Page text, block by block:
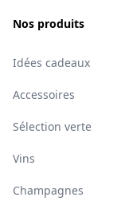
Nos produits
Idées cadeaux
Accessoires
Sélection verte
Vins
Champagnes